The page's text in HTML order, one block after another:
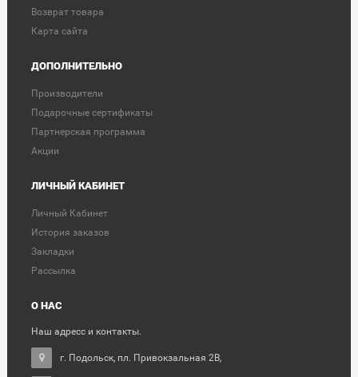
Возврат товара
Карта сайта
ДОПОЛНИТЕЛЬНО
Производители
Подарочные сертификаты
Партнерская программа
Акции
ЛИЧНЫЙ КАБИНЕТ
Личный Кабинет
История заказов
Закладки
Рассылка
О НАС
Наш адресс и контакты.
г. Подольск, пл. Привокзальная 2В,